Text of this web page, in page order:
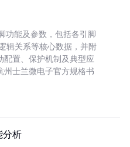
功能及参数，包括各引脚
辑关系等核心数据，并附
配置、保护机制及典型应
州士兰微电子官方规格书
分析